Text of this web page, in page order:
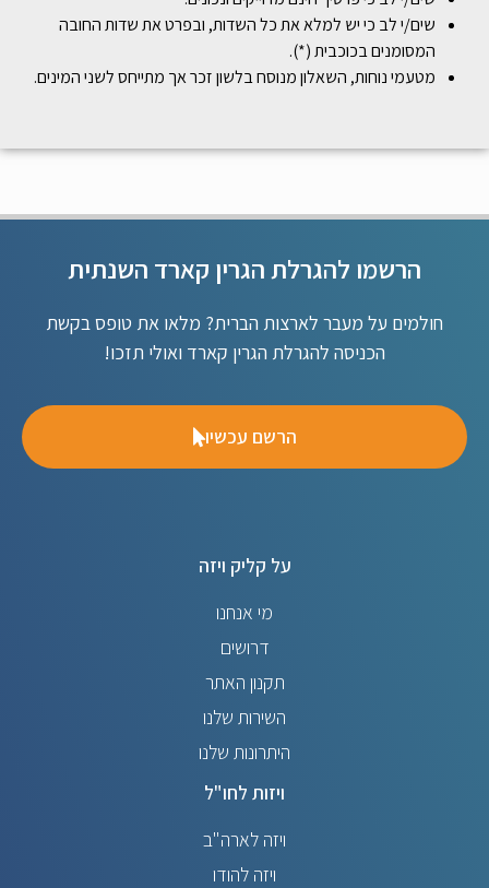
שים/י לב כי יש למלא את כל השדות, ובפרט את שדות החובה
המסומנים בכוכבית (*).
מטעמי נוחות, השאלון מנוסח בלשון זכר אך מתייחס לשני המינים.
הרשמו להגרלת הגרין קארד השנתית
חולמים על מעבר לארצות הברית? מלאו את טופס בקשת
הכניסה להגרלת הגרין קארד ואולי תזכו!
הרשם עכשיו
על קליק ויזה
מי אנחנו
דרושים
תקנון האתר
השירות שלנו
היתרונות שלנו
ויזות לחו"ל
ויזה לארה"ב
ויזה להודו